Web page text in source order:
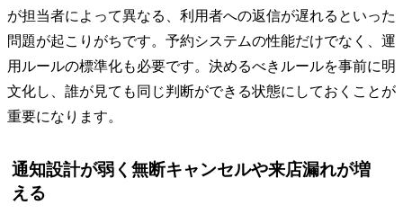
が担当者によって異なる、利用者への返信が遅れるといった
問題が起こりがちです。予約システムの性能だけでなく、運
用ルールの標準化も必要です。決めるべきルールを事前に明
文化し、誰が見ても同じ判断ができる状態にしておくことが
重要になります。
通知設計が弱く無断キャンセルや来店漏れが増
える